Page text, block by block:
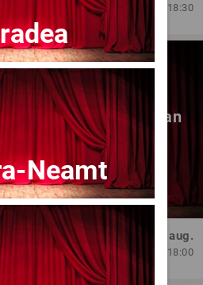
18:30
atelier – (regia Bogdan
– AG
Fragmente dintr-un atelier – (regia Bogdan Mureșanu) – AG
Centrul Internațional de Artă Contemporană - Baia Turcească Iași
Dum, 30 aug.
18:00
Neamt